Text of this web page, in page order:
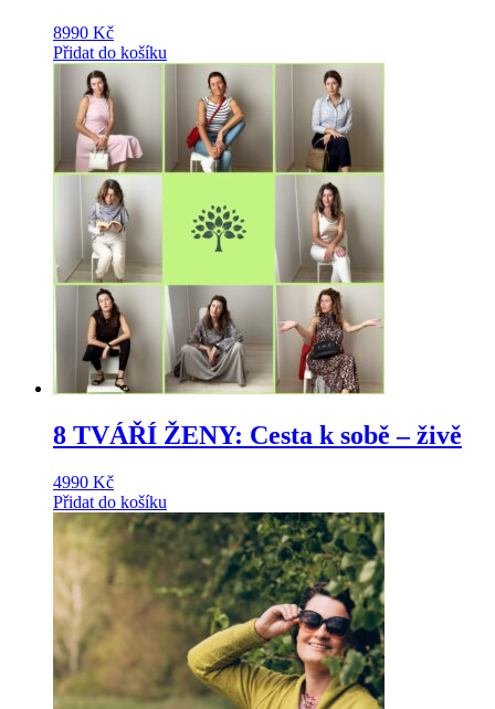
8990 Kč
Přidat do košíku
8 TVÁŘÍ ŽENY: Cesta k sobě – živě
4990 Kč
Přidat do košíku